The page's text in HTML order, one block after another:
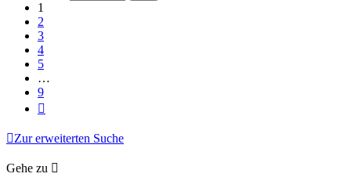
1
2
3
4
5
…
9
Zur erweiterten Suche
Gehe zu